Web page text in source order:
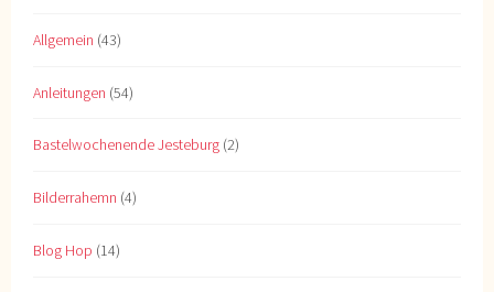
Allgemein (43)
Anleitungen (54)
Bastelwochenende Jesteburg (2)
Bilderrahemn (4)
Blog Hop (14)